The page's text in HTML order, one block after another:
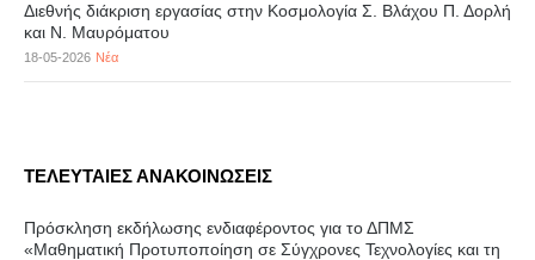
Διεθνής διάκριση εργασίας στην Κοσμολογία Σ. Βλάχου Π. Δορλή
και Ν. Μαυρόματου
18-05-2026 Νέα
ΤΕΛΕΥΤΑΙΕΣ ΑΝΑΚΟΙΝΩΣΕΙΣ
Πρόσκληση εκδήλωσης ενδιαφέροντος για το ΔΠΜΣ
«Μαθηματική Προτυποποίηση σε Σύγχρονες Τεχνολογίες και τη